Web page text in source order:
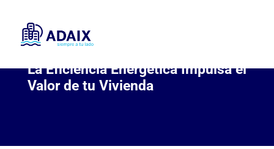
La Eficiencia Energética Impulsa el
Valor de tu Vivienda